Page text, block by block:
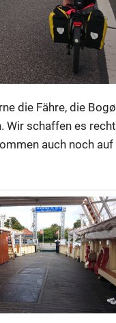
die Fähre, die
Wir schaffen es
auch noch auf